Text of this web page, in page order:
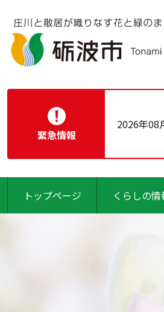
緊急情報
2026年08
トップページ くらしの情